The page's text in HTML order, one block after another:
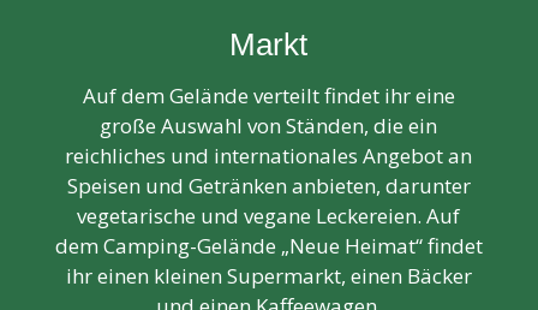
Markt
Auf dem Gelände verteilt findet ihr eine
große Auswahl von Ständen, die ein
reichliches und internationales Angebot an
Speisen und Getränken anbieten, darunter
vegetarische und vegane Leckereien. Auf
dem Camping-Gelände „Neue Heimat“ findet
ihr einen kleinen Supermarkt, einen Bäcker